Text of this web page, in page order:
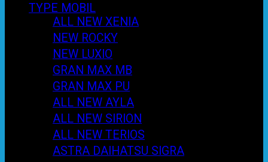
TYPE MOBIL
ALL NEW XENIA
NEW ROCKY
NEW LUXIO
GRAN MAX MB
GRAN MAX PU
ALL NEW AYLA
ALL NEW SIRION
ALL NEW TERIOS
ASTRA DAIHATSU SIGRA